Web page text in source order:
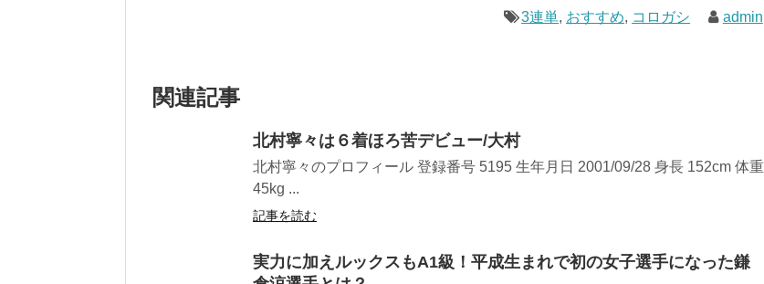
3連単, おすすめ, コロガシ admin
関連記事
北村寧々は６着ほろ苦デビュー/大村
北村寧々のプロフィール 登録番号 5195 生年月日 2001/09/28 身長 152cm 体重
45kg ...
記事を読む
実力に加えルックスもA1級！平成生まれで初の女子選手になった鎌